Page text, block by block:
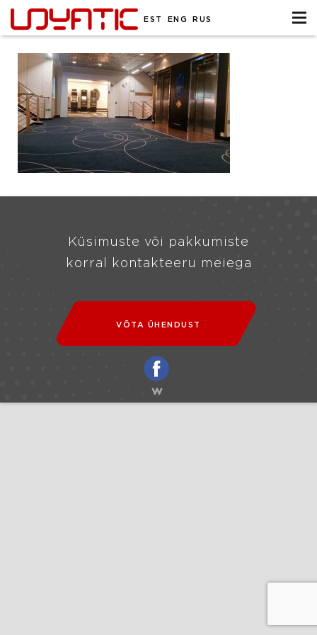
EST ENG RUS
Küsimuste või pakkumiste
korral kontakteeru meiega
VÕTA ÜHENDUST